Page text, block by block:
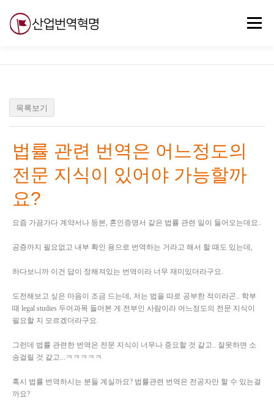
메뉴
목록보기
법률 관련 번역은 어느정도의
전문 지식이 있어야 가능할까
요?
요즘 가끔가다 계약서나 등본, 혼인증명서 같은 법률 관련 일이 들어오는데요..
공증까지 필요없고 내부 확인 용으로 번역하는 거라고 해서 할 때도 있는데,
하다보니까 이건 답이 정해져있는 번역이라 너무 재미있더라구요.
도전해보고 싶은 마음이 조금 드는데, 저는 법을 따로 공부한 적이라곤.. 학부
때 legal studies 두어과목 들어본 게 전부인 사람이라 어느정도의 전문 지식이
필요할 지 모르겠더라구요.
그런데 법률 관련한 번역은 전문 지식이 너무나 중요할 것 같고.. 잘못하면 소
송걸릴 것 같고...ㅋㅋㅋㅋㅋ
혹시 법률 번역하시는 분들 계실까요? 법률관련 번역은 전공자만 할 수 있는걸
까요?